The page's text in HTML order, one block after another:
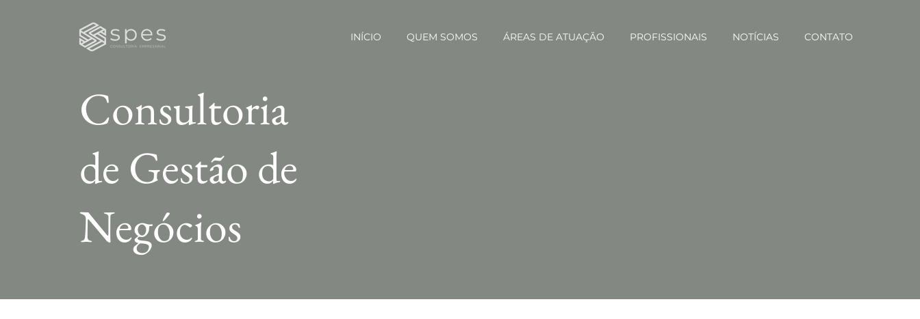
INÍCIO QUEM SOMOS ÁREAS DE ATUAÇÃO PROFISSIONAIS NOTÍCIAS CONTATO
Consultoria
de Gestão de
Negócios